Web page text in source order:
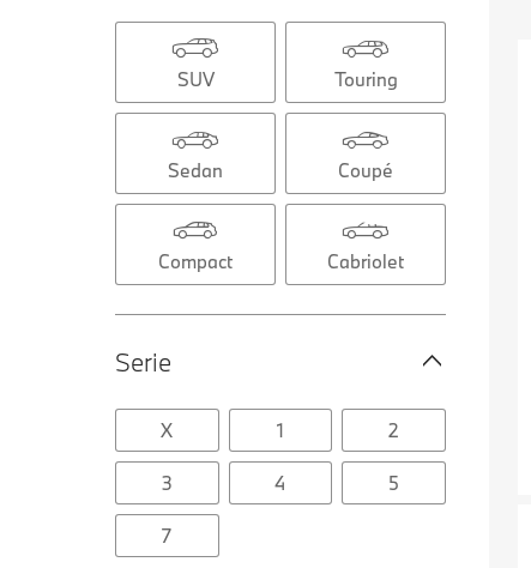
SUV Touring
Sedan Coupé
Compact Cabriolet
Serie
X 1 2
3 4 5
7